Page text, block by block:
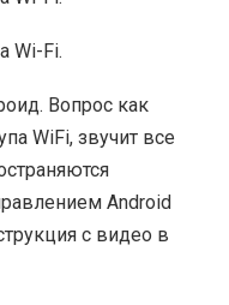
Wi-Fi.
Вопрос как
WiFi, звучит все
Android
с видео в